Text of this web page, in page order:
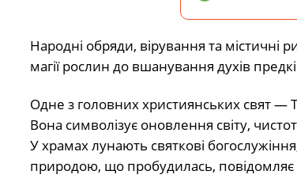
Народні обряди, вірування та містичні
магії рослин до вшанування духів
Одне з головних християнських свят —
Вона символізує оновлення світу,
У храмах лунають святкові
природою, що пробудилась, повідомляє